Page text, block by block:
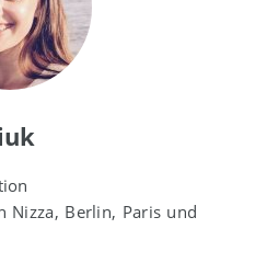
Berlin, Paris und